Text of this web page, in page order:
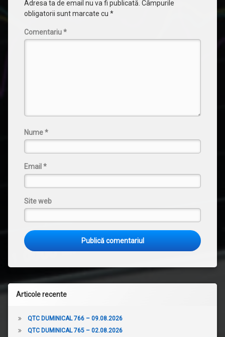
Adresa ta de email nu va fi publicată. Câmpurile
obligatorii sunt marcate cu *
Comentariu*
Nume*
Email *
Site web
Articole recente
QTC DUMINICAL 766 – 09.08.2026
QTC DUMINICAL 765 – 02.08.2026